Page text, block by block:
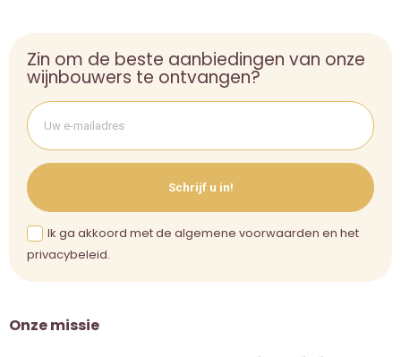
Onze missie
Zin om de beste aanbiedingen van onze
wijnbouwers te ontvangen?
Schrijf u in!
Ik ga akkoord met de algemene voorwaarden en het
privacybeleid.